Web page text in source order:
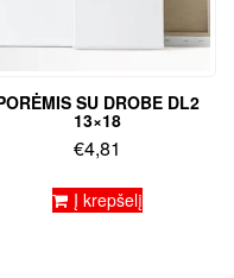
SU DROBE DL2
13×18
€4,81
Į krepšelį